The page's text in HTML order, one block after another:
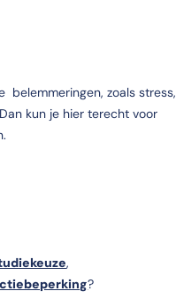
belemmeringen, zoals stress,
kun je hier terecht voor
,
?